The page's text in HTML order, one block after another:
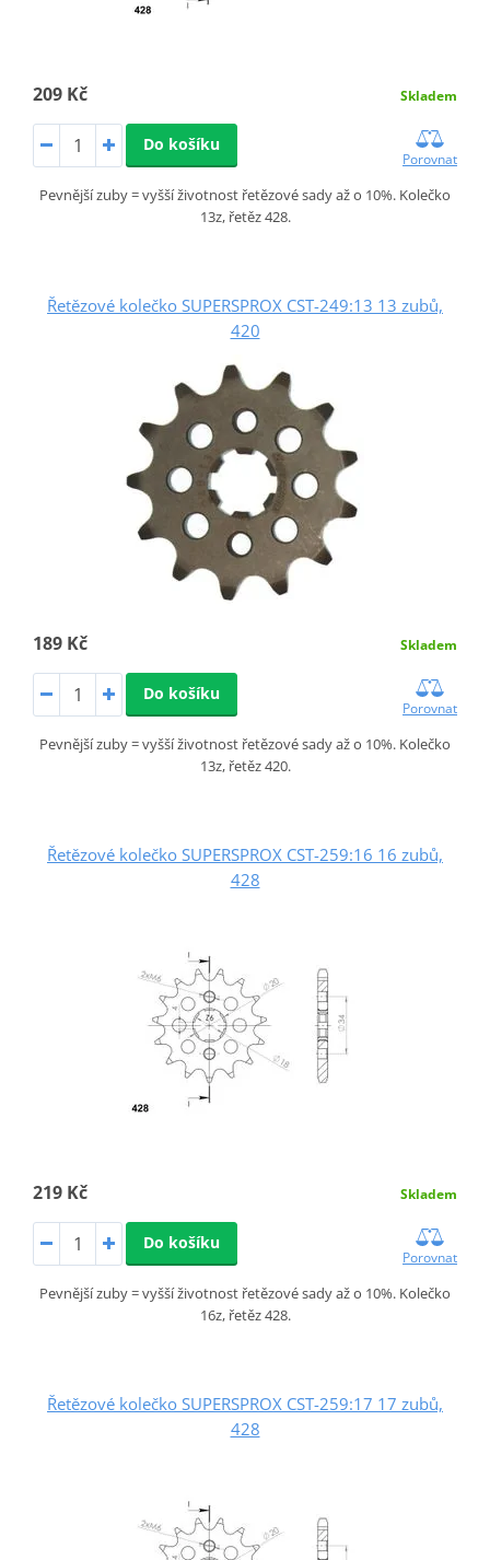
209 Kč Skladem
Do košíku
Porovnat
Pevnější zuby = vyšší životnost řetězové sady až o 10%. Kolečko
13z, řetěz 428.
Řetězové kolečko SUPERSPROX CST-249:13 13 zubů,
420
189 Kč Skladem
Do košíku
Porovnat
Pevnější zuby = vyšší životnost řetězové sady až o 10%. Kolečko
13z, řetěz 420.
Řetězové kolečko SUPERSPROX CST-259:16 16 zubů,
428
219 Kč Skladem
Do košíku
Porovnat
Pevnější zuby = vyšší životnost řetězové sady až o 10%. Kolečko
16z, řetěz 428.
Řetězové kolečko SUPERSPROX CST-259:17 17 zubů,
428